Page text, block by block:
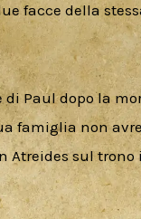
facce della
Paul dopo la
famiglia non
Atreides sul